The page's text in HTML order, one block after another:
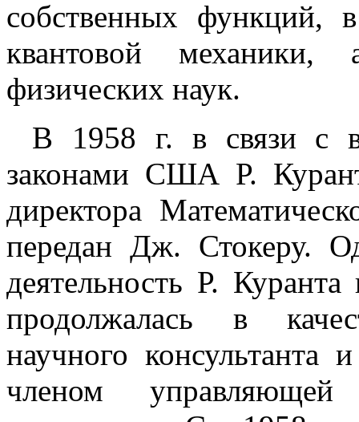
собственных функций,
квантовой
физических наук.
В 1958 г. в связи с
законами США Р.
директора
передан Дж. Стокеру.
деятельность Р.
продолжалась в
научного консультанта
членом управляющей